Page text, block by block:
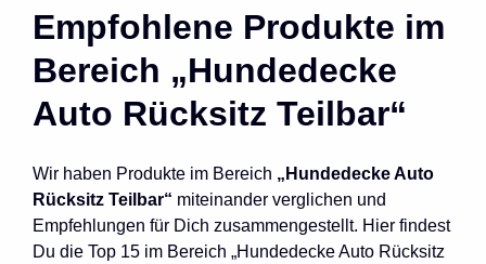
Empfohlene Produkte im
Bereich „Hundedecke
Auto Rücksitz Teilbar“
Wir haben Produkte im Bereich „Hundedecke Auto
Rücksitz Teilbar“ miteinander verglichen und
Empfehlungen für Dich zusammengestellt. Hier findest
Du die Top 15 im Bereich „Hundedecke Auto Rücksitz